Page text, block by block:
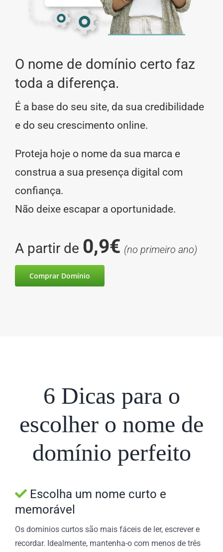
O nome de domínio certo faz
toda a diferença.
É a base do seu site, da sua credibilidade
e do seu crescimento online.
Proteja hoje o nome da sua marca e
construa a sua presença digital com
confiança.
Não deixe escapar a oportunidade.
A partir de 0,9€ (no primeiro ano)
Comprar Domínio
6 Dicas para o
escolher o nome de
domínio perfeito
Escolha um nome curto e
memorável
Os domínios curtos são mais fáceis de ler, escrever e
recordar. Idealmente, mantenha-o com menos de três